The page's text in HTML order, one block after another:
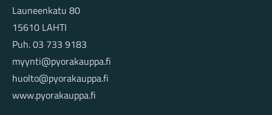
Launeenkatu 80
15610 LAHTI
Puh. 03 733 9183
myynti@pyorakauppa.fi
huolto@pyorakauppa.fi
www.pyorakauppa.fi